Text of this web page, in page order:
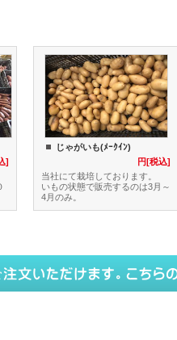
]
じゃがいも(ﾒｰｸｲﾝ)
円[税込]
当社にて栽培しております。
いもの状態で販売するのは3月～
4月のみ。